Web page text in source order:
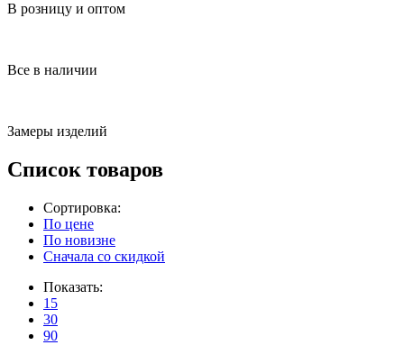
В розницу и оптом
Все в наличии
Замеры изделий
Список товаров
Сортировка:
По цене
По новизне
Сначала со скидкой
Показать:
15
30
90